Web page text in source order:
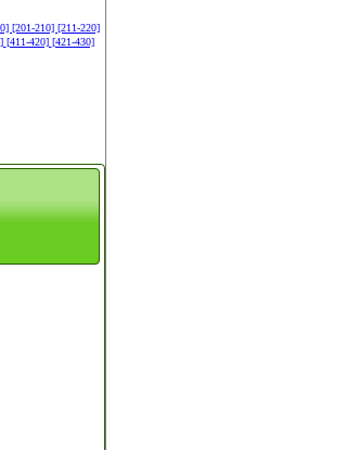
[201-210] [211-220]
[411-420] [421-430]